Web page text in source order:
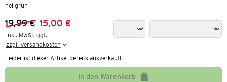
hellgrün
Vorheriger Preis:
19,99 €
Neuer Preis:
15,00 €
inkl. MwSt. ggf.
zzgl. Versandkosten
Leider ist dieser Artikel bereits ausverkauft
In den Warenkorb